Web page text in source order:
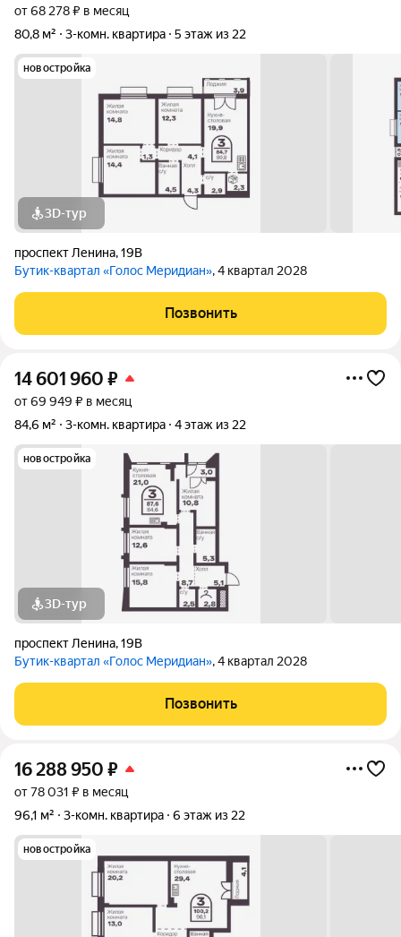
от 68 278 ₽ в месяц
80,8 м²
3-комн. квартира 5 этаж из 22
новостройка
3D-тур
проспект Ленина,19В
Бутик-квартал «Голос Меридиан», 4 квартал 2028
Позвонить
14 601 960 ₽
от 69 949 ₽ в месяц
84,6 м²
3-комн. квартира 4 этаж из 22
новостройка
3D-тур
проспект Ленина,19В
Бутик-квартал «Голос Меридиан», 4 квартал 2028
Позвонить
16 288 950 ₽
от 78 031 ₽ в месяц
96,1 м²
3-комн. квартира 6 этаж из 22
новостройка